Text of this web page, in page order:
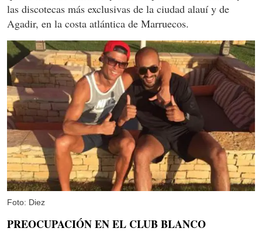
las discotecas más exclusivas de la ciudad alauí y de
Agadir, en la costa atlántica de Marruecos.
Foto: Diez
PREOCUPACIÓN EN EL CLUB BLANCO